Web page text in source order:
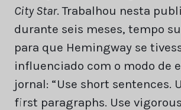
City Star. Trabalhou nesta
durante seis meses, tempo
para que Hemingway se
influenciado com o modo de
jornal: “Use short sentences.
first paragraphs. Use